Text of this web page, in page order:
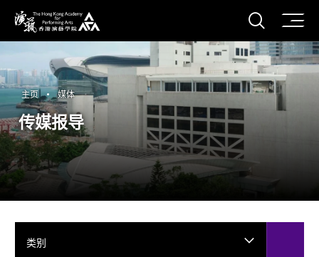
香港演艺学院
打开
主页 媒体
传媒报导
类别